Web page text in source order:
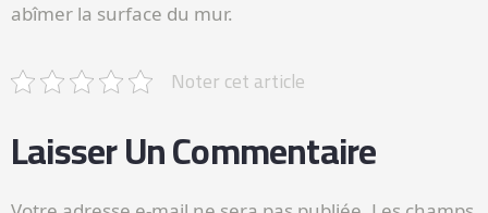
abîmer la surface du mur.
Noter cet article
Laisser Un Commentaire